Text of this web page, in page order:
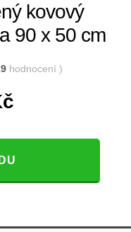
kovový
90 x 50 cm
hodnocení )